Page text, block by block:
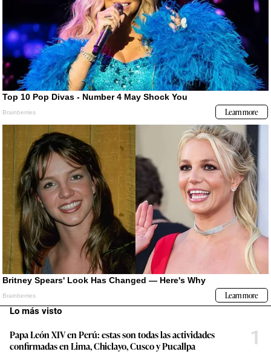
Lo más visto
Papa León XIV en Perú: estas son todas las actividades
confirmadas en Lima, Chiclayo, Cusco y Pucallpa
1